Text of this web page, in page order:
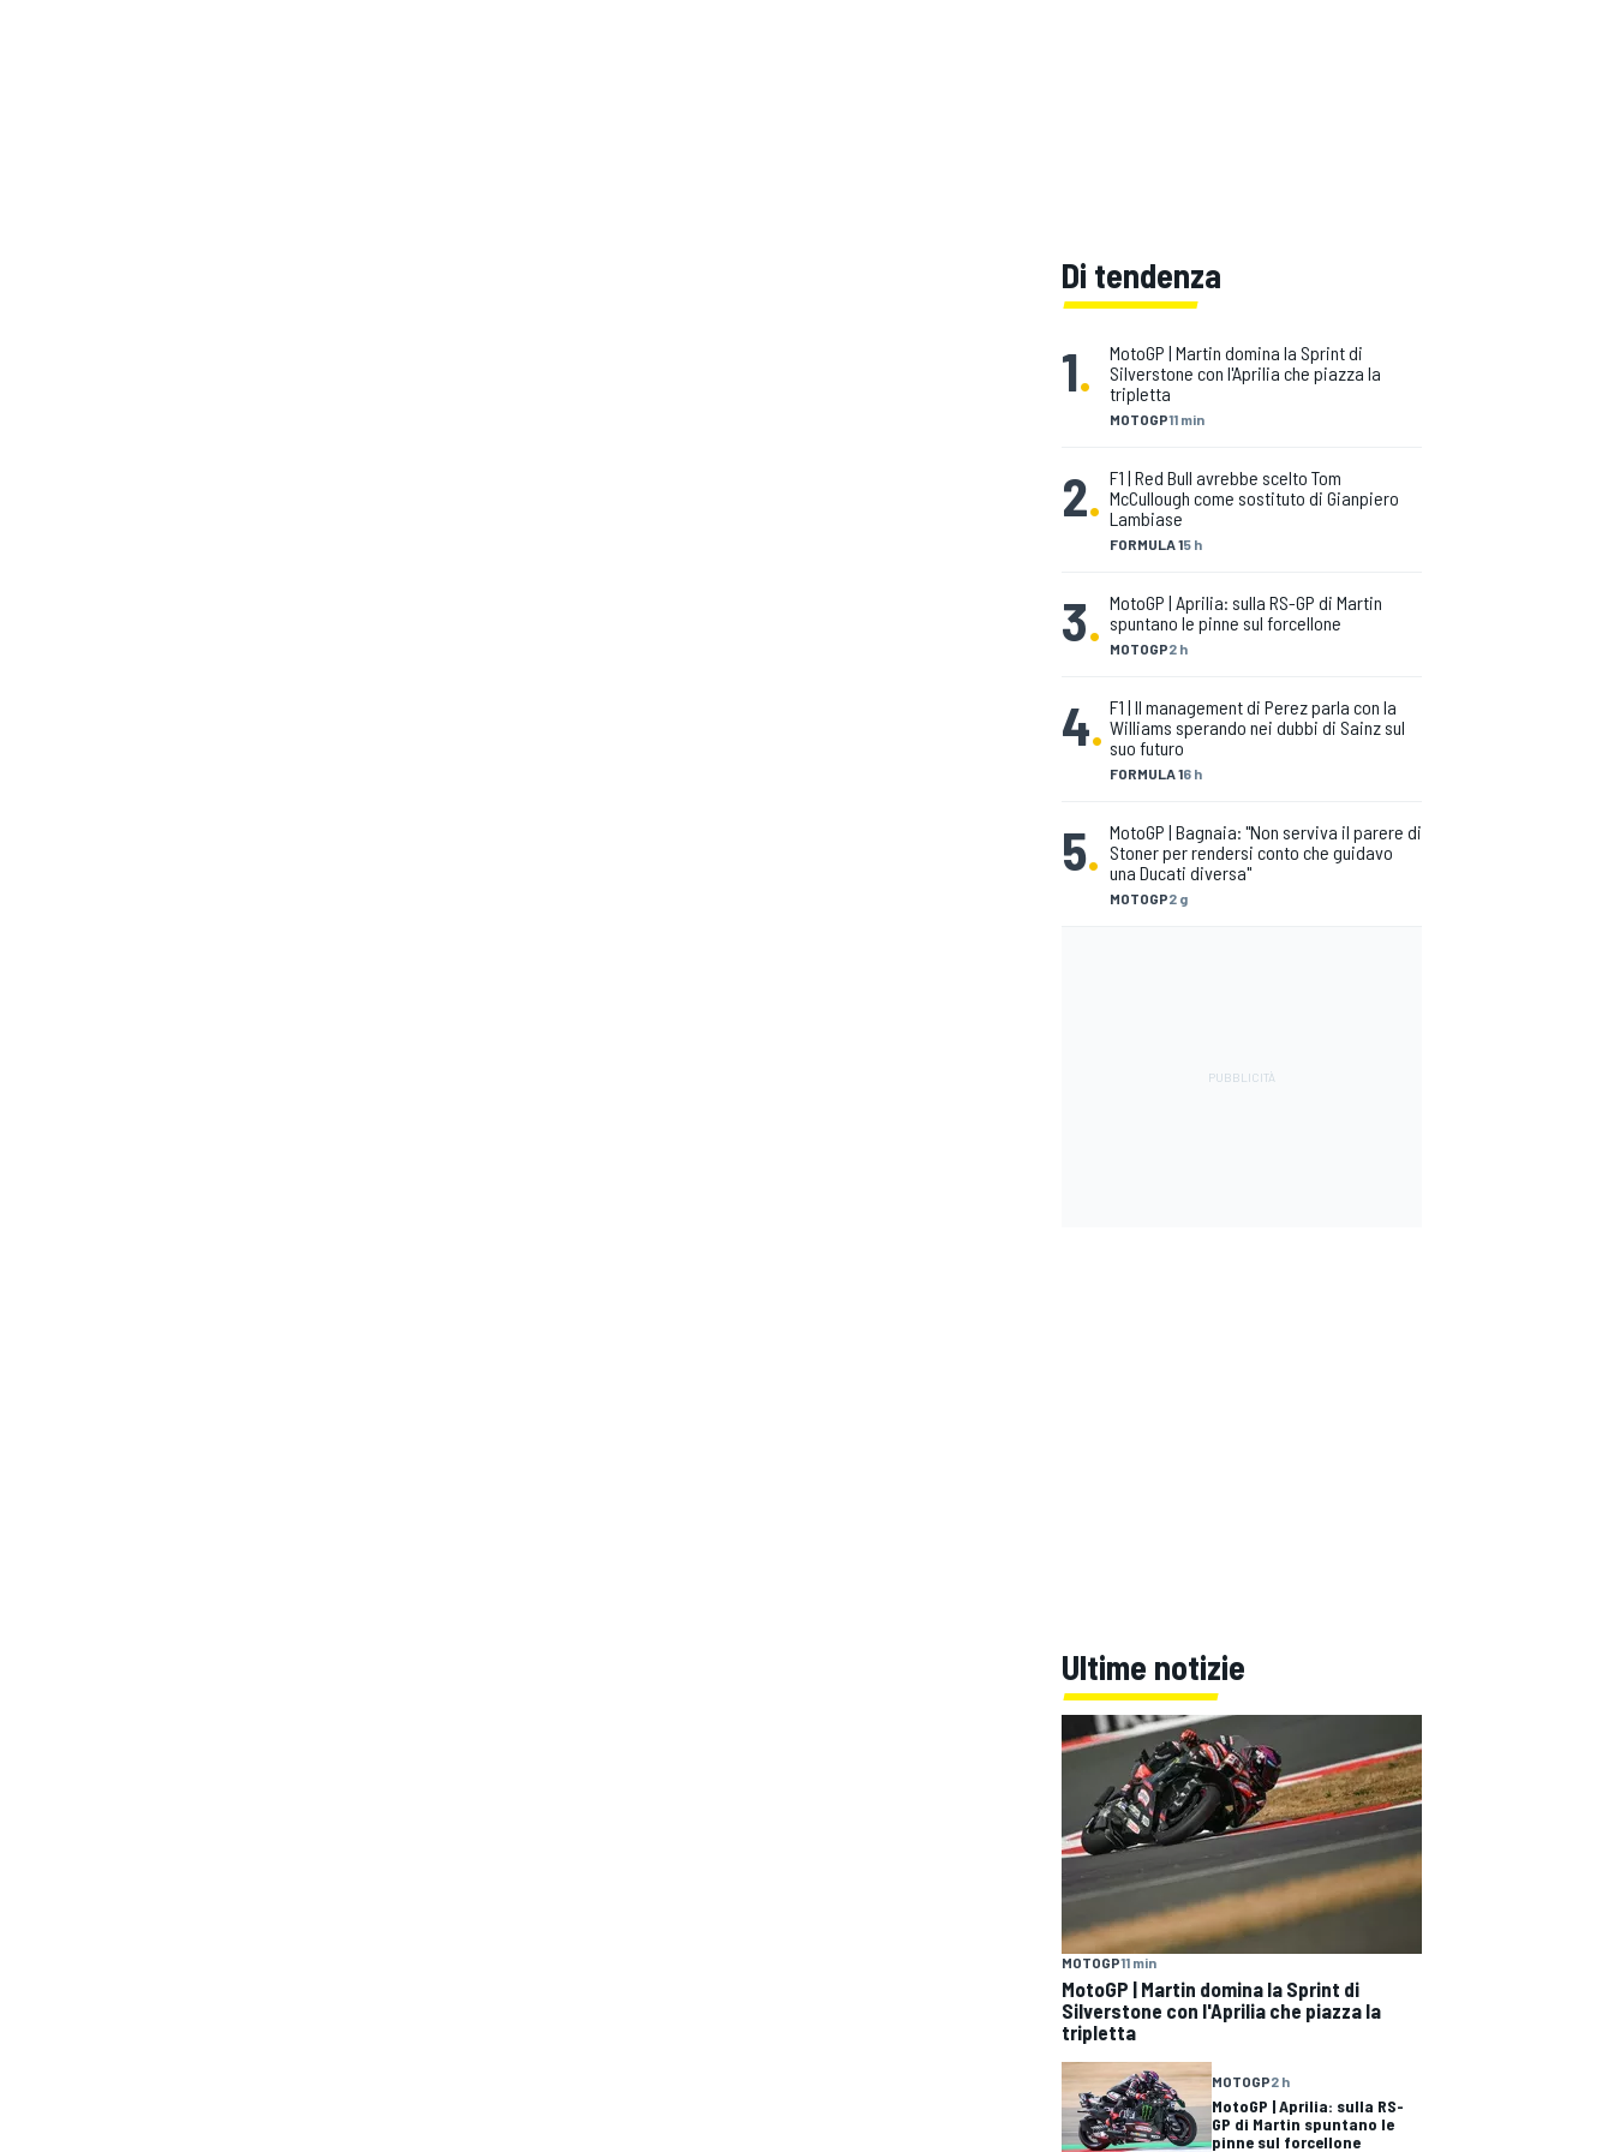
Di tendenza
1.
MOTOGP11 min
MotoGP | Martin domina la Sprint di
Silverstone con l'Aprilia che piazza la
tripletta
2.
FORMULA 15 h
F1 | Red Bull avrebbe scelto Tom
McCullough come sostituto di Gianpiero
Lambiase
3. MOTOGP2 h
MotoGP | Aprilia: sulla RS-GP di Martin
spuntano le pinne sul forcellone
4.
FORMULA 16 h
F1 | Il management di Perez parla con la
Williams sperando nei dubbi di Sainz sul
suo futuro
5.
MOTOGP2 g
MotoGP | Bagnaia: "Non serviva il parere di
Stoner per rendersi conto che guidavo
una Ducati diversa"
Ultime notizie
MOTOGP11 min
MotoGP | Martin domina la Sprint di
Silverstone con l'Aprilia che piazza la
tripletta
MOTOGP2 h
MotoGP | Aprilia: sulla RS-
GP di Martin spuntano le
pinne sul forcellone